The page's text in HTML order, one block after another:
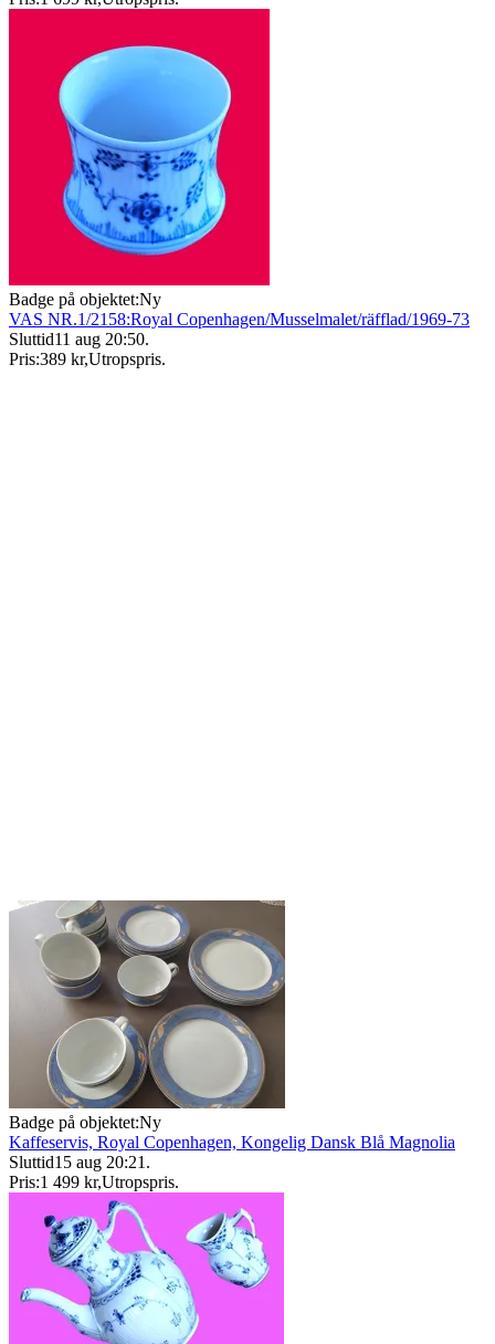
Badge på objektet:Ny
VAS NR.1/2158:Royal Copenhagen/Musselmalet/räfflad/1969-73
Sluttid11 aug 20:50.
Pris:389 kr,Utropspris.
Badge på objektet:Ny
Kaffeservis, Royal Copenhagen, Kongelig Dansk Blå Magnolia
Sluttid15 aug 20:21 .
Pris:1 499 kr,Utropspris.